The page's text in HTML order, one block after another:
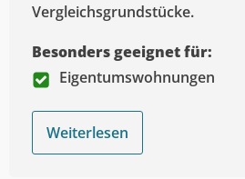
Vergleichsgrundstücke.
Besonders geeignet für:
Eigentumswohnungen
Weiterlesen